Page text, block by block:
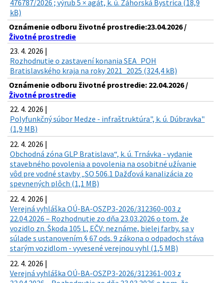
476787/2026 ; výrub 5 × agát, k. ú. Záhorská Bystrica (18,9
kB)
Oznámenie odboru životné prostredie:23.04.2026 /
Životné prostredie
23. 4. 2026 |
Rozhodnutie o zastavení konania SEA_POH
Bratislavského kraja na roky 2021_2025 (324,4 kB)
Oznámenie odboru životné prostredie: 22.04.2026 /
Životné prostredie
22. 4. 2026 |
Polyfunkčný súbor Medze - infraštruktúra", k. ú. Dúbravka"
(1,9 MB)
22. 4. 2026 |
Obchodná zóna GLP Bratislava“, k. ú. Trnávka - vydanie
stavebného povolenia a povolenia na osobitné užívanie
vôd pre vodné stavby „SO 506.1 Dažďová kanalizácia zo
spevnených plôch (1,1 MB)
22. 4. 2026 |
Verejná vyhláška OÚ-BA-OSZP3-2026/312360-003 z
22.04.2026 – Rozhodnutie zo dňa 23.03.2026 o tom, že
vozidlo zn. Škoda 105 L, EČV: neznáme, bielej farby, sa v
súlade s ustanovením § 67 ods. 9 zákona o odpadoch stáva
starým vozidlom - vyvesené verejnou vyhl (1,5 MB)
22. 4. 2026 |
Verejná vyhláška OÚ-BA-OSZP3-2026/312361-003 z